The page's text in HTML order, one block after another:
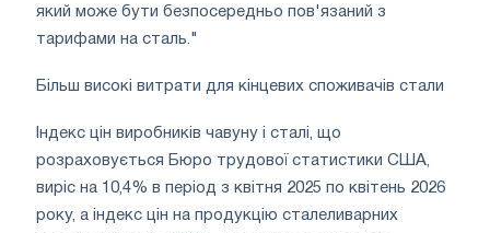
який може бути безпосередньо пов'язаний з
тарифами на сталь."
Більш високі витрати для кінцевих споживачів стали
Індекс цін виробників чавуну і сталі, що
розраховується Бюро трудової статистики США,
виріс на 10,4% в період з квітня 2025 по квітень 2026
року, а індекс цін на продукцію сталеливарних